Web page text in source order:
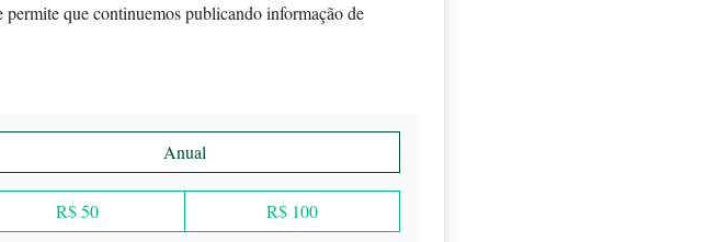
que continuemos publicando informação de
Anual
R$ 50 R$ 100